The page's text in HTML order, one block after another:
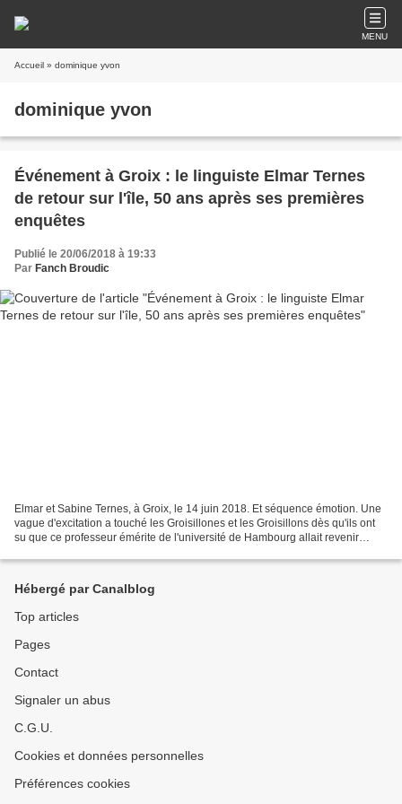
MENU
Accueil » dominique yvon
dominique yvon
Événement à Groix : le linguiste Elmar Ternes
de retour sur l'île, 50 ans après ses premières
enquêtes
Publié le 20/06/2018 à 19:33
Par Fanch Broudic
Elmar et Sabine Ternes, à Groix, le 14 juin 2018. Et séquence émotion. Une
vague d'excitation a touché les Groisillones et les Groisillons dès qu'ils ont
su que ce professeur émérite de l'université de Hambourg allait revenir
Hébergé par Canalblog
Top articles
Pages
Contact
Signaler un abus
C.G.U.
Cookies et données personnelles
Préférences cookies